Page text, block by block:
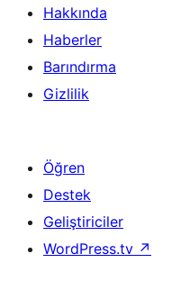
Hakkında
Haberler
Barındırma
Gizlilik
Öğren
Destek
Geliştiriciler
WordPress.tv ↗